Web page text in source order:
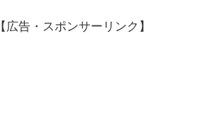
【広告・スポンサーリンク】